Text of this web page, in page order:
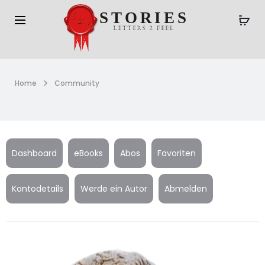
Home Community
Dashboard eBooks Abos Favoriten
Kontodetails Werde ein Autor Abmelden